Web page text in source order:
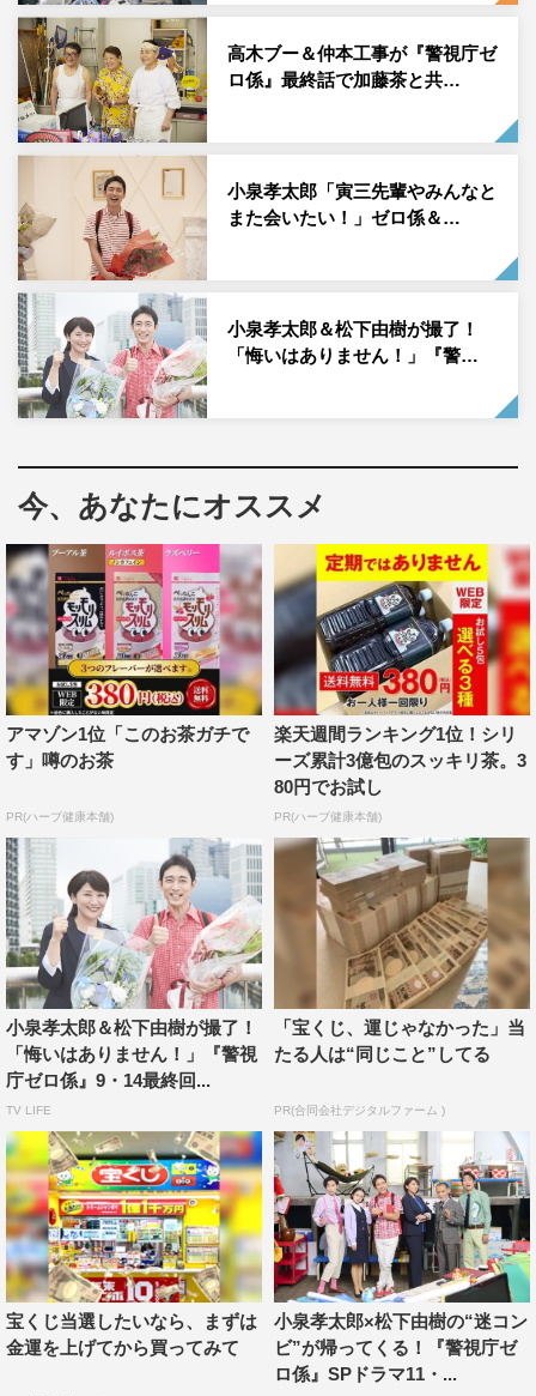
い女性を狙ったのではないかと捜査を開始。すると、被害
女性たちの過去にはある共通点が。さらに、一匹の亀が事
件を新たな展開へと導き…。冬彦たちゼロ係が謎多き未解
決事件の闇に挑む。
皆さんお疲れさまでした！ ありがとうございました！
シリーズものですと、キャストはもちろん、スタッフが変
わることも多いですが、ゼロ係のようにシーズン1からプ
ロデューサー、監督、技術の皆さん、チーフの方が変わら
ないでやれるというのは、すごく恵まれているなって思っ
ています。
小泉さんとこうやって長く共演させていただいて、もう1
つ上の、新たなステージを見ることができたというのもと
てもうれしかったですし、また皆さんとお仕事できて本当
にうれしかったです。
次のステージに上がりましたので、また次、お会いできる
のを楽しみにしています！
＜小泉孝太郎 コメント＞
寅三先輩泣かせないでくださいよ！（笑）皆さんまずは、
緊急事態宣言の最中、「たいへん良くできました！」。
僕はお気楽に、伸び伸びと自由に楽しく冬彦を演じさせて
もらっているんですけど、それは、ずっと支えてくださる
スタッフの皆さんがいるからこそだとあらためて感じまし
た。
そして、このシーズン5で何を一番感じたかというと、僕
は、なんて素晴らしい女優さんとコンビを組めたのだろ
う、ということです。
松下由樹さんという素晴らしい女優さんが隣にいてくれる
高木ブー＆仲本工事が『警視庁ゼ
ロ係』最終話で加藤茶と共…
小泉孝太郎「寅三先輩やみんなと
また会いたい！」ゼロ係＆…
小泉孝太郎＆松下由樹が撮了！
「悔いはありません！」『警…
今、あなたにオススメ
アマゾン1位「このお茶ガチで
す」噂のお茶
PR(ハーブ健康本舗)
楽天週間ランキング1位！シリ
ーズ累計3億包のスッキリ茶。3
80円でお試し
PR(ハーブ健康本舗)
小泉孝太郎＆松下由樹が撮了！
「悔いはありません！」『警視
庁ゼロ係』9・14最終回...
TV LIFE
「宝くじ、運じゃなかった」当
たる人は“同じこと”してる
PR(合同会社デジタルファーム )
宝くじ当選したいなら、まずは
金運を上げてから買ってみて
小泉孝太郎×松下由樹の“迷コン
ビ”が帰ってくる！『警視庁ゼ
ロ係』SPドラマ11・...